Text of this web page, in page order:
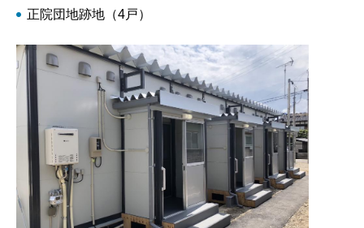
正院団地跡地（4戸）